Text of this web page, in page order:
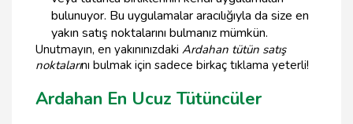
bulunuyor. Bu uygulamalar aracılığıyla da size en
yakın satış noktalarını bulmanız mümkün.
Unutmayın, en yakınınızdaki Ardahan tütün satış
noktalarını bulmak için sadece birkaç tıklama yeterli!
Ardahan En Ucuz Tütüncüler